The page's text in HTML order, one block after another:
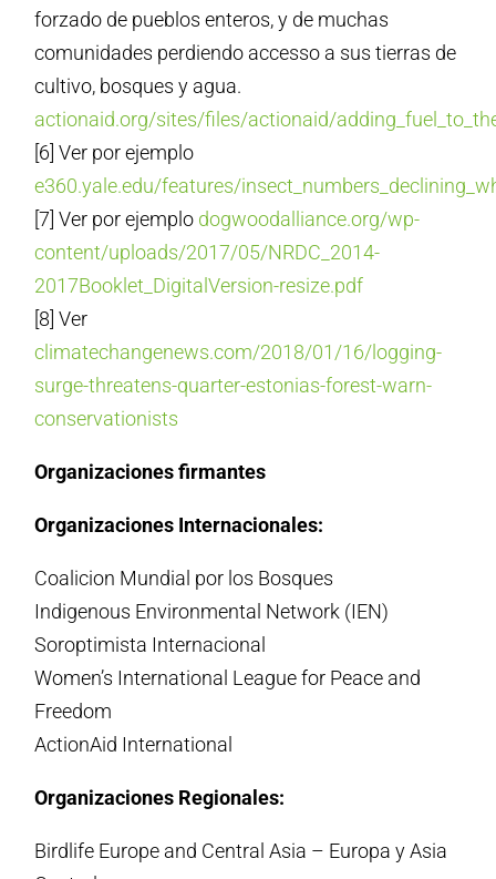
forzado de pueblos enteros, y de muchas
comunidades perdiendo accesso a sus tierras de
cultivo, bosques y agua.
actionaid.org/sites/files/actionaid/
[6] Ver por ejemplo
e360.yale.edu/features/
[7] Ver por ejemplo dogwoodalliance.org/wp-
content/uploads/2017/05/NRDC_2014-
2017Booklet_DigitalVersion-resize.pdf
[8] Ver
climatechangenews.com/2018/01/16/logging-
surge-threatens-quarter-estonias-forest-warn-
conservationists
Organizaciones firmantes
Organizaciones Internacionales:
Coalicion Mundial por los Bosques
Indigenous Environmental Network (IEN)
Soroptimista Internacional
Women’s International League for Peace and
Freedom
ActionAid International
Organizaciones Regionales:
Birdlife Europe and Central Asia – Europa y Asia